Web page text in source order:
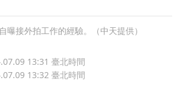
曝接外拍工作的經驗。（中天提供）
13:31 臺北時間
13:32 臺北時間